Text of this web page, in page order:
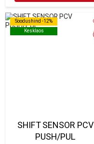
Soodushind -12%
Kesklaos
Soodushind -12%
Kesklaos
SHIFT SENSOR PCV
PUSH/PUL